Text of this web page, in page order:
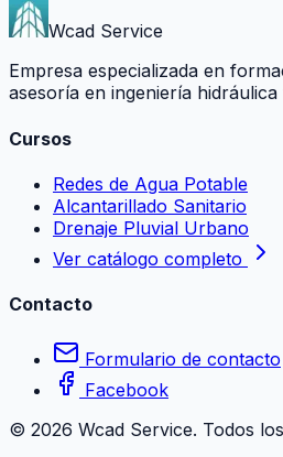
Wcad Service
Empresa especializada en
asesoría en ingeniería hidráulica
Cursos
Redes de Agua Potable
Alcantarillado Sanitario
Drenaje Pluvial Urbano
Ver catálogo completo
Contacto
Formulario de contacto
Facebook
© 2026 Wcad Service. Todos